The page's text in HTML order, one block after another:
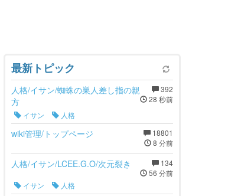
最新トピック
392
28 秒前
人格/イサン/蜘蛛の巣人差し指の親
方
イサン
人格
18801
8 分前
wiki管理/トップページ
134
56 分前
人格/イサン/LCEE.G.O/次元裂き
イサン
人格